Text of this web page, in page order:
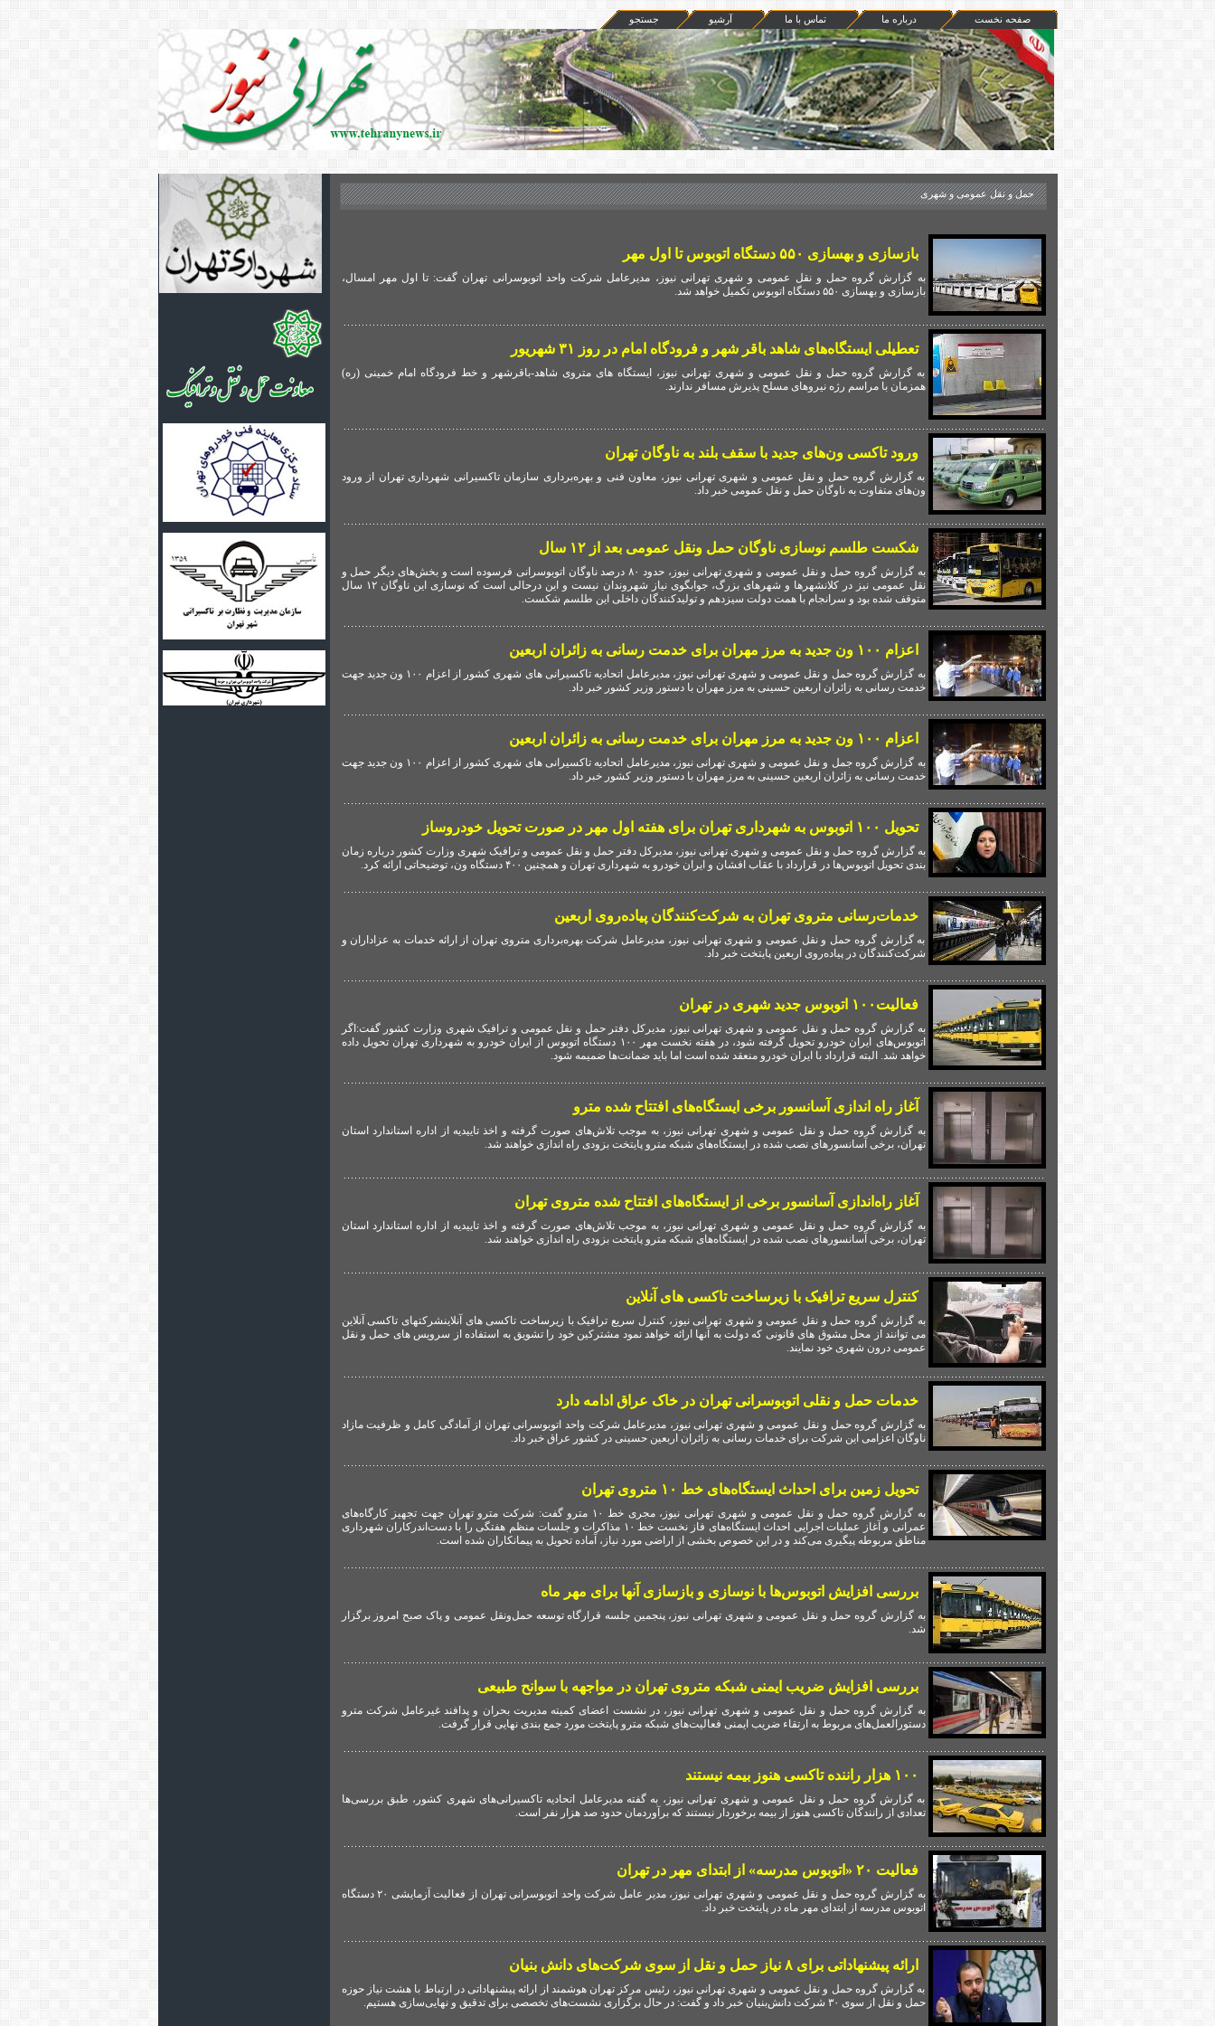
جستجو آرشيو تماس با ما درباره ما صفحه نخست
حمل و نقل عمومی و شهری
بازسازی و بهسازی ۵۵۰ دستگاه اتوبوس تا اول مهر
به گزارش گروه حمل و نقل عمومی و شهری تهرانی نیوز، مدیرعامل شرکت واحد اتوبوسرانی تهران گفت: تا اول مهر امسال،
بازسازی و بهسازی ۵۵۰ دستگاه اتوبوس تکمیل خواهد شد.
تعطیلی ایستگاه‌های شاهد باقر شهر و فرودگاه امام در روز ۳۱ شهریور
به گزارش گروه حمل و نقل عمومی و شهری تهرانی نیوز، ایستگاه های متروی شاهد-باقرشهر و خط فرودگاه امام خمینی (ره)
همزمان با مراسم رژه نیروهای مسلح پذیرش مسافر ندارند.
ورود تاکسی ون‌های جدید با سقف بلند به ناوگان تهران
به گزارش گروه حمل و نقل عمومی و شهری تهرانی نیوز، معاون فنی و بهره‌برداری سازمان تاکسیرانی شهرداری تهران از ورود
ون‌های متفاوت به ناوگان حمل و نقل عمومی خبر داد.
شکست طلسم نوسازی ناوگان حمل ونقل عمومی بعد از ۱۲ سال
به گزارش گروه حمل و نقل عمومی و شهری تهرانی نیوز، حدود ۸۰ درصد ناوگان اتوبوسرانی فرسوده است و بخش‌های دیگر حمل و
نقل عمومی نیز در کلانشهرها و شهرهای بزرگ، جوابگوی نیاز شهروندان نیست و این درحالی است که نوسازی این ناوگان ۱۲ سال
متوقف شده بود و سرانجام با همت دولت سیزدهم و تولیدکنندگان داخلی این طلسم شکست.
اعزام ۱۰۰ ون جدید به مرز مهران برای خدمت رسانی به زائران اربعین
به گزارش گروه حمل و نقل عمومی و شهری تهرانی نیوز، مدیرعامل اتحادیه تاکسیرانی های شهری کشور از اعزام ۱۰۰ ون جدید جهت
خدمت رسانی به زائران اربعین حسینی به مرز مهران با دستور وزیر کشور خبر داد.
اعزام ۱۰۰ ون جدید به مرز مهران برای خدمت رسانی به زائران اربعین
به گزارش گروه جمل و نقل عمومی و شهری تهرانی نیوز، مدیرعامل اتحادیه تاکسیرانی های شهری کشور از اعزام ۱۰۰ ون جدید جهت
خدمت رسانی به زائران اربعین حسینی به مرز مهران با دستور وزیر کشور خبر داد.
تحویل ۱۰۰ اتوبوس‌ به شهرداری تهران برای هفته اول مهر در صورت تحویل خودروساز
به گزارش گروه حمل و نقل عمومی و شهری تهرانی نیوز، مدیرکل دفتر حمل و نقل عمومی و ترافیک شهری وزارت کشور درباره زمان
بندی تحویل اتوبوس‌ها در قرارداد با عقاب افشان و ایران خودرو به شهرداری تهران و همچنین ۴۰۰ دستگاه ون، توضیحاتی ارائه کرد.
خدمات‌رسانی متروی تهران به شرکت‌کنندگان پیاده‌روی اربعین
به گزارش گروه حمل و نقل عمومی و شهری تهرانی نیوز، مدیرعامل شرکت بهره‌برداری متروی تهران از ارائه خدمات به عزاداران و
شرکت‌کنندگان در پیاده‌روی اربعین پایتخت خبر داد.
فعالیت۱۰۰ اتوبوس جدید شهری در تهران
به گزارش گروه حمل و نقل عمومی و شهری تهرانی نیوز، مدیرکل دفتر حمل و نقل عمومی و ترافیک شهری وزارت کشور گفت:اگر
اتوبوس‌های ایران خودرو تحویل گرفته شود، در هفته نخست مهر ۱۰۰ دستگاه اتوبوس از ایران خودرو به شهرداری تهران تحویل داده
خواهد شد. البته قرارداد با ایران خودرو منعقد شده است اما باید ضمانت‌ها ضمیمه شود.
آغاز راه اندازی آسانسور برخی ایستگاه‌های افتتاح شده مترو
به گزارش گروه حمل و نقل عمومی و شهری تهرانی نیوز، به موجب تلاش‌های صورت گرفته و اخذ تاییدیه از اداره استاندارد استان
تهران، برخی آسانسورهای نصب شده در ایستگاه‌های شبکه مترو پایتخت بزودی راه اندازی خواهند شد.
آغاز راه‌اندازی آسانسور برخی از ایستگاه‌های افتتاح شده متروی تهران
به گزارش گروه حمل و نقل عمومی و شهری تهرانی نیوز، به موجب تلاش‌های صورت گرفته و اخذ تاییدیه از اداره استاندارد استان
تهران، برخی آسانسورهای نصب شده در ایستگاه‌های شبکه مترو پایتخت بزودی راه اندازی خواهند شد.
کنترل سریع ترافیک با زیرساخت تاکسی های آنلاین
به گزارش گروه حمل و نقل عمومی و شهری تهرانی نیوز، کنترل سریع ترافیک با زیرساخت تاکسی های آنلاینشرکتهای تاکسی آنلاین
می توانند از محل مشوق های قانونی که دولت به آنها ارائه خواهد نمود مشترکین خود را تشویق به استفاده از سرویس های حمل و نقل
عمومی درون شهری خود نمایند.
خدمات حمل و نقلی اتوبوسرانی تهران در خاک عراق ادامه دارد
به گزارش گروه حمل و نقل عمومی و شهری تهرانی نیوز، مدیرعامل شرکت واحد اتوبوسرانی تهران از آمادگی کامل و ظرفیت مازاد
ناوگان اعزامی این شرکت برای خدمات رسانی به زائران اربعین حسینی در کشور عراق خبر داد.
تحویل زمین برای احداث ایستگاه‌های خط ۱۰ متروی تهران
به گزارش گروه حمل و نقل عمومی و شهری تهرانی نیوز، مجری خط ۱۰ مترو گفت: شرکت مترو تهران جهت تجهیز کارگاه‌های
عمرانی و آغاز عملیات اجرایی احداث ایستگاه‌های فاز نخست خط ۱۰ مذاکرات و جلسات منظم هفتگی را با دست‌اندرکاران شهرداری
مناطق مربوطه پیگیری می‌کند و در این خصوص بخشی از اراضی مورد نیاز، آماده تحویل به پیمانکاران شده است.
بررسی افزایش اتوبوس‌ها با نوسازی و بازسازی آنها برای مهر ماه
به گزارش گروه حمل و نقل عمومی و شهری تهرانی نیوز، پنجمین جلسه قرارگاه توسعه حمل‌ونقل عمومی و پاک صبح امروز برگزار
شد.
بررسی افزایش ضریب ایمنی شبکه متروی تهران در مواجهه با سوانح طبیعی
به گزارش گروه حمل و نقل عمومی و شهری تهرانی نیوز، در نشست اعضای کمیته مدیریت بحران و پدافند غیرعامل شرکت مترو
دستورالعمل‌های مربوط به ارتقاء ضریب ایمنی فعالیت‌های شبکه مترو پایتخت مورد جمع بندی نهایی قرار گرفت.
۱۰۰ هزار راننده تاکسی هنوز بیمه نیستند
به گزارش گروه حمل و نقل عمومی و شهری تهرانی نیوز، به گفته مدیرعامل اتحادیه تاکسیرانی‌های شهری کشور، طبق بررسی‌ها
تعدادی از رانندگان تاکسی هنوز از بیمه برخوردار نیستند که برآوردمان حدود صد هزار نفر است.
فعالیت ۲۰ «اتوبوس مدرسه» از ابتدای مهر در تهران
به گزارش گروه حمل و نقل عمومی و شهری تهرانی نیوز، مدیر عامل شرکت واحد اتوبوسرانی تهران از فعالیت آزمایشی ۲۰ دستگاه
اتوبوس مدرسه از ابتدای مهر ماه در پایتخت خبر داد.
ارائه پیشنهاداتی برای ۸ نیاز حمل و نقل از سوی شرکت‌های دانش بنیان
به گزارش گروه حمل و نقل عمومی و شهری تهرانی نیوز، رئیس مرکز تهران هوشمند از ارائه پیشنهاداتی در ارتباط با هشت نیاز حوزه
حمل و نقل از سوی ۳۰ شرکت دانش‌بنیان خبر داد و گفت: در حال برگزاری نشست‌های تخصصی برای تدقیق و نهایی‌سازی هستیم.